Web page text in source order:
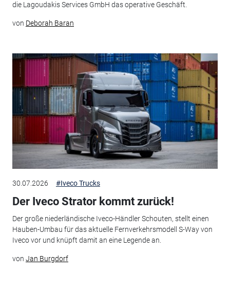
die Lagoudakis Services GmbH das operative Geschäft.
von Deborah Baran
30.07.2026 #Iveco Trucks
Der Iveco Strator kommt zurück!
Der große niederländische Iveco-Händler Schouten, stellt einen
Hauben-Umbau für das aktuelle Fernverkehrsmodell S-Way von
Iveco vor und knüpft damit an eine Legende an.
von Jan Burgdorf